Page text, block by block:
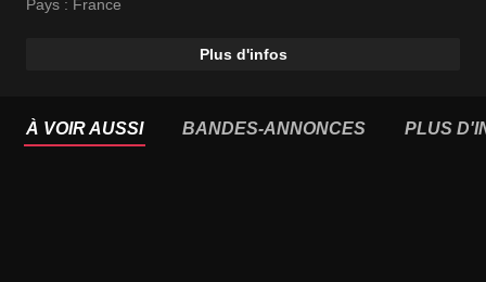
Pays : France
Plus d'infos
À VOIR AUSSI BANDES-ANNONCES PLUS